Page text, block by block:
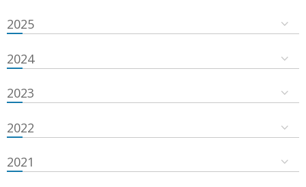
2025
2024
2023
2022
2021